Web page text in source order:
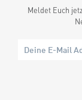
Meldet Euch